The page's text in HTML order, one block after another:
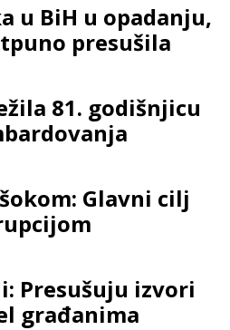
u BiH u opadanju,
presušila
81. godišnjicu
Glavni cilj
Presušuju izvori
građanima